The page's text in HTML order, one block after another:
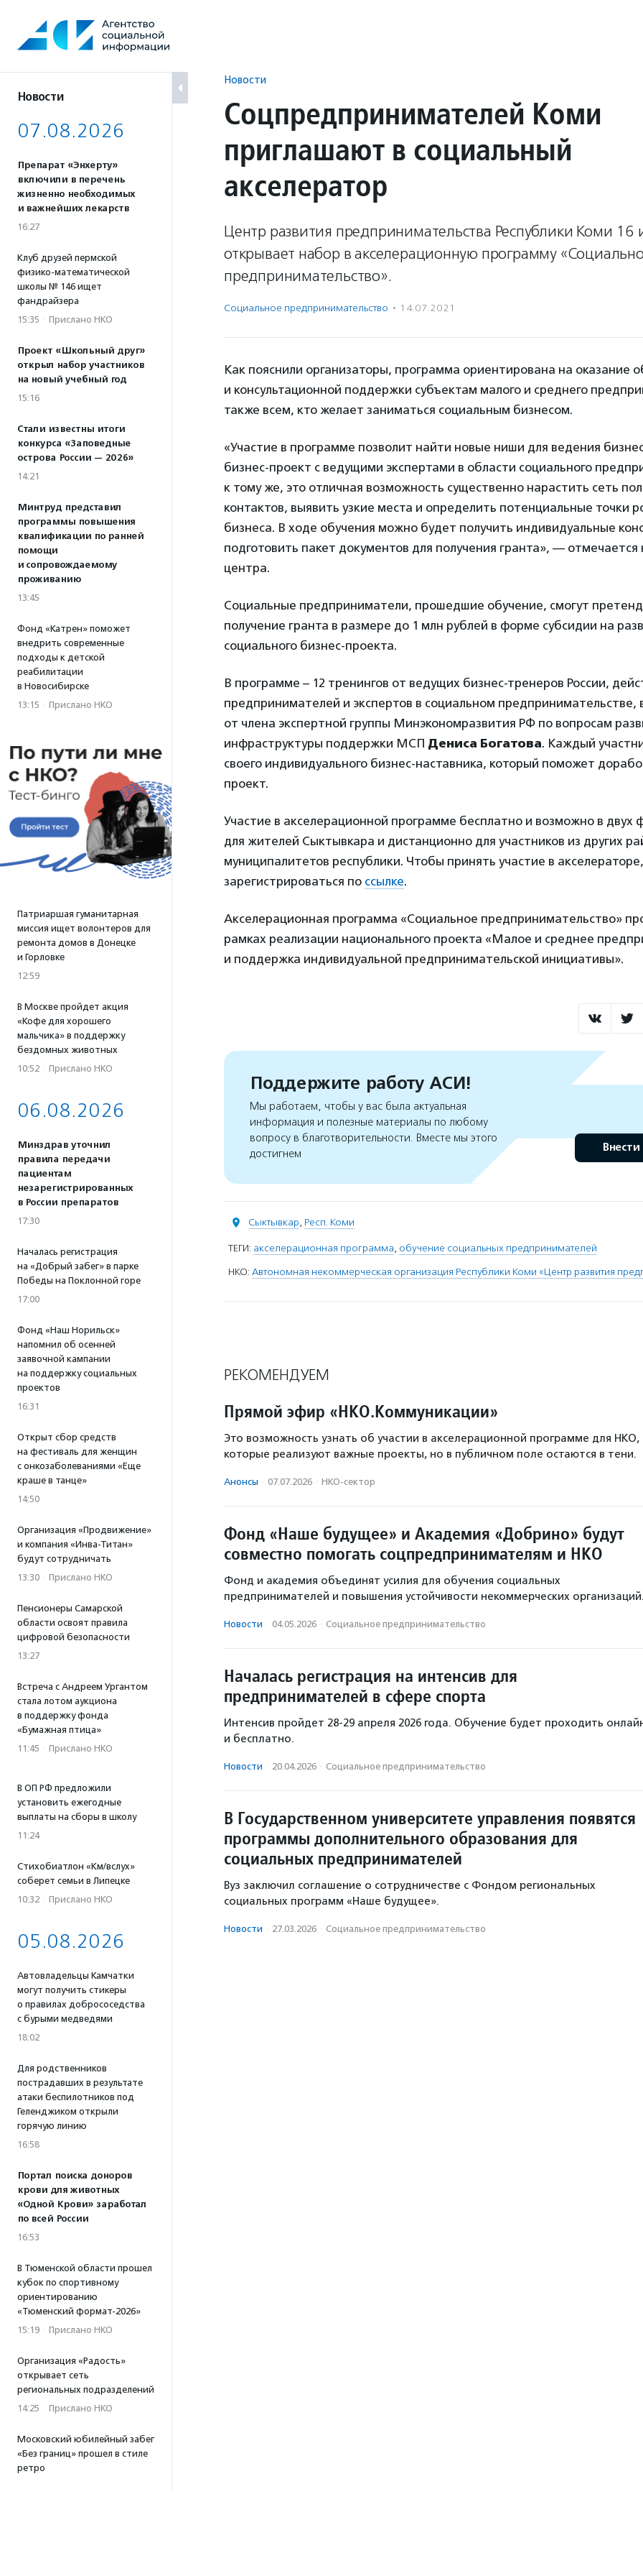
содержанию
Новости
07.08.2026
Препарат «Энхерту»
включили в перечень
жизненно необходимых
и важнейших лекарств
16:27
Клуб друзей пермской
физико-математической
школы № 146 ищет
фандрайзера
15:35 · Прислано НКО
Проект «Школьный друг»
открыл набор участников
на новый учебный год
15:16
Стали известны итоги
конкурса «Заповедные
острова России — 2026»
14:21
Минтруд представил
программы повышения
квалификации по ранней
помощи
и сопровождаемому
проживанию
13:45
Фонд «Катрен» поможет
внедрить современные
подходы к детской
реабилитации
в Новосибирске
13:15 · Прислано НКО
Патриаршая гуманитарная
миссия ищет волонтеров для
ремонта домов в Донецке
и Горловке
12:59
В Москве пройдет акция
«Кофе для хорошего
мальчика» в поддержку
бездомных животных
10:52 · Прислано НКО
06.08.2026
Минздрав уточнил
правила передачи
пациентам
незарегистрированных
в России препаратов
17:30
Началась регистрация
на «Добрый забег» в парке
Победы на Поклонной горе
17:00
Фонд «Наш Норильск»
напомнил об осенней
заявочной кампании
на поддержку социальных
проектов
16:31
Открыт сбор средств
на фестиваль для женщин
с онкозаболеваниями «Еще
краше в танце»
14:50
Организация «Продвижение»
и компания «Инва-Титан»
будут сотрудничать
13:30 · Прислано НКО
Пенсионеры Самарской
области освоят правила
цифровой безопасности
13:27
Встреча с Андреем Ургантом
стала лотом аукциона
в поддержку фонда
«Бумажная птица»
11:45 · Прислано НКО
В ОП РФ предложили
установить ежегодные
выплаты на сборы в школу
11:24
Стихобиатлон «Км/вслух»
соберет семьи в Липецке
10:32 · Прислано НКО
05.08.2026
Автовладельцы Камчатки
могут получить стикеры
о правилах добрососедства
с бурыми медведями
18:02
Для родственников
пострадавших в результате
атаки беспилотников под
Геленджиком открыли
горячую линию
16:58
Портал поиска доноров
крови для животных
«Одной Крови» заработал
по всей России
16:53
В Тюменской области прошел
кубок по спортивному
ориентированию
«Тюменский формат-2026»
15:19 · Прислано НКО
Организация «Радость»
открывает сеть
региональных подразделений
14:25 · Прислано НКО
Московский юбилейный забег
«Без границ» прошел в стиле
ретро
Новости
Соцпредпринимателей Коми
приглашают в социальный
акселератор
Центр развития предпринимательства Республики Коми 16
открывает набор в акселерационную программу
предпринимательство».
Социальное предпри­нима­тель­ство · 14.07.2021
Как пояснили организаторы, программа ориентирована на оказание
и консультационной поддержки субъектам малого и среднего
также всем, кто желает заниматься социальным бизнесом.
«Участие в программе позволит найти новые ниши для ведения
бизнес-проект с ведущими экспертами в области социального
к тому же, это отличная возможность существенно нарастить сеть
контактов, выявить узкие места и определить потенциальные точки
бизнеса. В ходе обучения можно будет получить индивидуальные
подготовить пакет документов для получения гранта», — отмечается
центра.
Социальные предприниматели, прошедшие обучение, смогут
получение гранта в размере до 1 млн рублей в форме субсидии на
социального бизнес-проекта.
В программе – 12 тренингов от ведущих бизнес-тренеров России,
предпринимателей и экспертов в социальном предпринимательстве,
от члена экспертной группы Минэкономразвития РФ по вопросам
инфраструктуры поддержки МСП Дениса Богатова. Каждый
своего индивидуального бизнес-наставника, который поможет
проект.
Участие в акселерационной программе бесплатно и возможно в двух
для жителей Сыктывкара и дистанционно для участников из других
муниципалитетов республики. Чтобы принять участие в
зарегистрироваться по ссылке.
Акселерационная программа «Социальное предпринимательство»
рамках реализации национального проекта «Малое и среднее
и поддержка индивидуальной предпринимательской инициативы».
Поддержите работу АСИ!
Мы работаем, чтобы у вас была актуальная
информация и полезные материалы по любому
вопросу в благотворительности. Вместе мы этого
достигнем
Внести
Сыктывкар, Респ. Коми
ТЕГИ: акселерационная программа, обучение социальных предпринимателей
НКО: Автономная некоммерческая организация Республики Коми «Центр развития
РЕКОМЕНДУЕМ
Прямой эфир «НКО.Коммуникации»
Это возможность узнать об участии в акселерационной программе для НКО,
которые реализуют важные проекты, но в публичном поле остаются в тени.
Анонсы · 07.07.2026 · НКО-сектор
Фонд «Наше будущее» и Академия «Добрино» будут
совместно помогать соцпредпринимателям и НКО
Фонд и академия объединят усилия для обучения социальных
предпринимателей и повышения устойчивости некоммерческих
Новости · 04.05.2026 · Социальное предпри­нима­тель­ство
Началась регистрация на интенсив для
предпринимателей в сфере спорта
Интенсив пройдет 28-29 апреля 2026 года. Обучение будет проходить
и бесплатно.
Новости · 20.04.2026 · Социальное предпри­нима­тель­ство
В Государственном университете управления появятся
программы дополнительного образования для
социальных предпринимателей
Вуз заключил соглашение о сотрудничестве с Фондом региональных
социальных программ «Наше будущее».
Новости · 27.03.2026 · Социальное предпри­нима­тель­ство